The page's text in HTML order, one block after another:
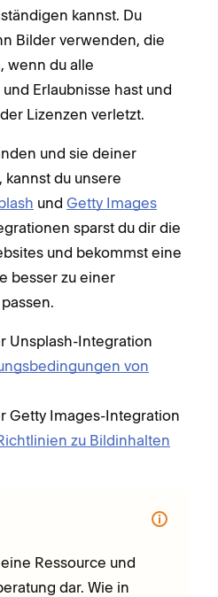
kannst. Du
Bilder verwenden, die
wenn du alle
Erlaubnisse hast und
Lizenzen verletzt.
und sie deiner
kannst du unsere
und Getty Images
sparst du dir die
und bekommst eine
besser zu einer
Unsplash-Integration
von
Getty Images-Integration
zu Bildinhalten
Ressource und
dar. Wie in